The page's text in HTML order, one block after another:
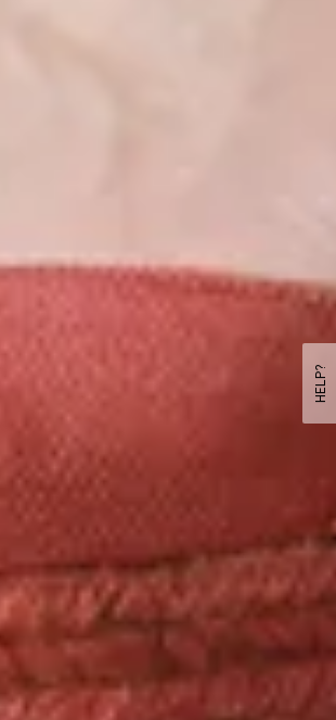
HELP?